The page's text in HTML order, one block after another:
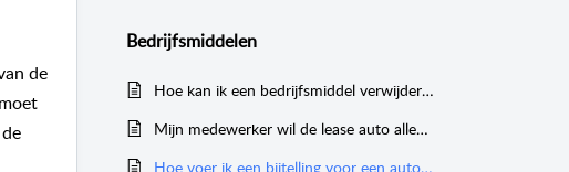
de
Bedrijfsmiddelen
Hoe kan ik een bedrijfsmiddel verwijderen?
Mijn medewerker wil de lease auto alleen zakelijk gaan rijden, wat moet ik aanpassen?
Hoe voer ik een bijtelling voor een auto in?